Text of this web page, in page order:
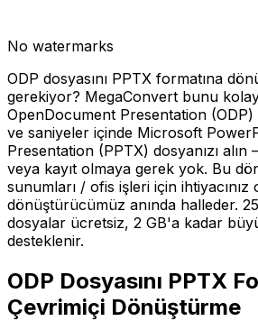
No watermarks
ODP dosyasını PPTX formatına
gerekiyor? MegaConvert bunu
OpenDocument Presentation (ODP)
ve saniyeler içinde Microsoft
Presentation (PPTX) dosyanızı alın
veya kayıt olmaya gerek yok. Bu
sunumları / ofis işleri için
dönüştürücümüz anında halleder.
dosyalar ücretsiz, 2 GB'a kadar
desteklenir.
ODP Dosyasını PPTX
Çevrimiçi Dönüştürme